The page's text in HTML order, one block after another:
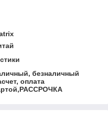
безналичный
оплата